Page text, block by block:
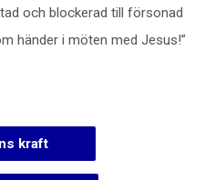
och blockerad till försonad
händer i möten med Jesus!”
kraft